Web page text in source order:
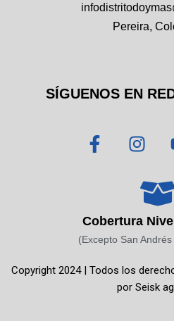
Pereira,
SÍGUENOS EN
F
a
o
o
-
I
n
t
a
g
r
m
Cobertura
(Excepto San
Copyright 2024 | Todos los
por Seisk